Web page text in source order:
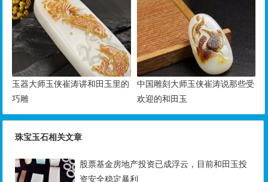
玉器大师玉侠崔涛讲和田玉里的
巧雕
中国雕刻大师玉侠崔涛说那些受
欢迎的和田玉
珠宝玉石相关文章
股票基金房地产投资已成浮云，目前和田玉投
资安全稳定暴利